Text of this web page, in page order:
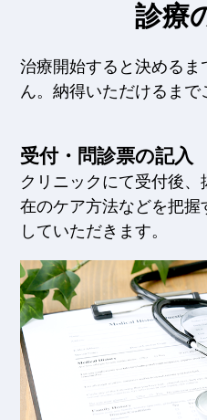
診療
治療開始すると決める
ん。納得いただけるまで
受付・問診票の記入
クリニックにて受付後
在のケア方法などを把握
していただきます。